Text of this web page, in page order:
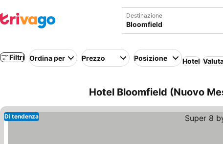
Destinazione
Filtri Ordina per Prezzo Posizione Hotel
Hotel Bloomfield (Nuovo
Di tendenza